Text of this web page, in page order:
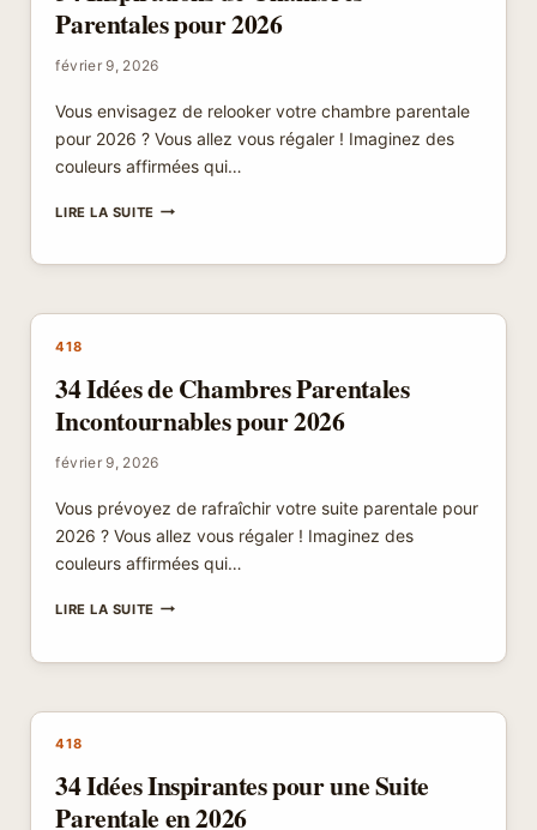
Parentales pour 2026
février 9, 2026
Vous envisagez de relooker votre chambre parentale
pour 2026 ? Vous allez vous régaler ! Imaginez des
couleurs affirmées qui…
LIRE LA SUITE34
CHAMBRES
POUR
418
34 Idées de Chambres Parentales
Incontournables pour 2026
février 9, 2026
Vous prévoyez de rafraîchir votre suite parentale pour
2026 ? Vous allez vous régaler ! Imaginez des
couleurs affirmées qui…
LIRE LA SUITE34
CHAMBRES
INCONTOURNABLES
418
34 Idées Inspirantes pour une Suite
Parentale en 2026